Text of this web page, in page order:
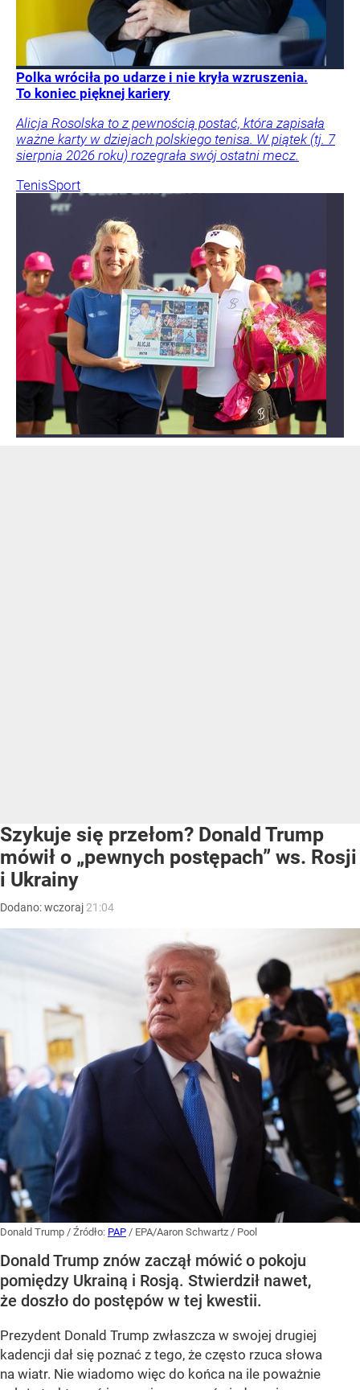
Polka wróciła po udarze i nie kryła wzruszenia.
To koniec pięknej kariery
Alicja Rosolska to z pewnością postać, która zapisała
ważne karty w dziejach polskiego tenisa. W piątek (tj. 7
sierpnia 2026 roku) rozegrała swój ostatni mecz.
TenisSport
Szykuje się przełom? Donald Trump
mówił o „pewnych postępach” ws. Rosji
i Ukrainy
Dodano:wczoraj 21:04
Donald Trump / Źródło: PAP / EPA/Aaron Schwartz / Pool
Donald Trump znów zaczął mówić o pokoju
pomiędzy Ukrainą i Rosją. Stwierdził nawet,
że doszło do postępów w tej kwestii.
Prezydent Donald Trump zwłaszcza w swojej drugiej
kadencji dał się poznać z tego, że często rzuca słowa
na wiatr. Nie wiadomo więc do końca na ile poważnie